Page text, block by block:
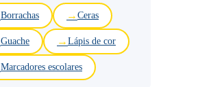
Borrachas Ceras
Guache Lápis de cor
Marcadores escolares